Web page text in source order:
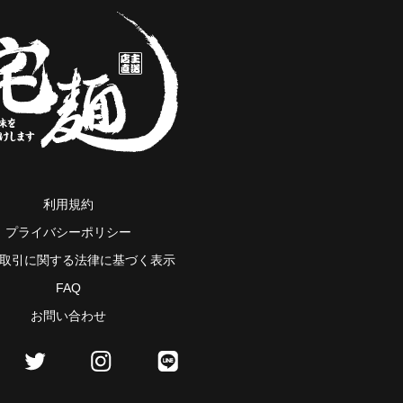
利用規約
プライバシーポリシー
引に関する法律に基づく表示
FAQ
お問い合わせ